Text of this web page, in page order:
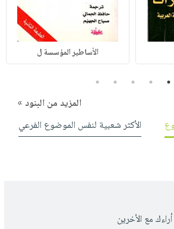
الأساطير المؤسسة ل
1
2
3
4
5
المزيد من البنود »
الأكثر شعبية لنفس الموضوع الفرعي
مع الأخرين